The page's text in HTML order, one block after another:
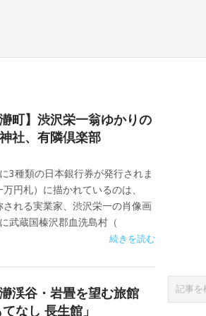
町】渋沢栄一翁ゆかりの
社、有隣倶楽部
3種類の日本銀行券が発行されま
円札）に描かれているのは、
される実業家、渋沢栄一の肖像画
武蔵国榛沢郡血洗島村（
続きを読む
渓谷・岩畳を望む旅館
なし 長生館」